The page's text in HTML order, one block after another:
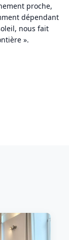
proche,
dépendant
nous fait
».